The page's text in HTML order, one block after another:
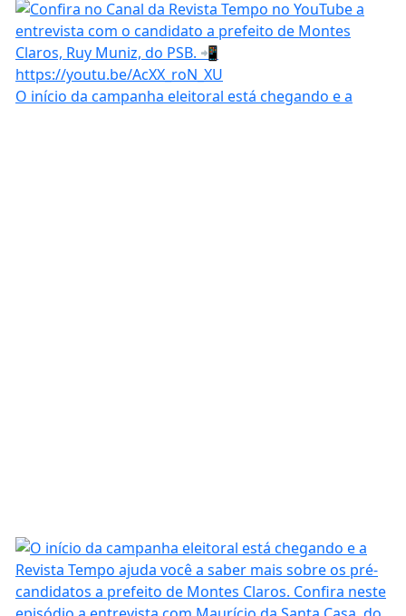
O início da campanha eleitoral está chegando e a